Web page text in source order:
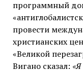
программный
провести
христианских
«Великой
Вигано сказал: